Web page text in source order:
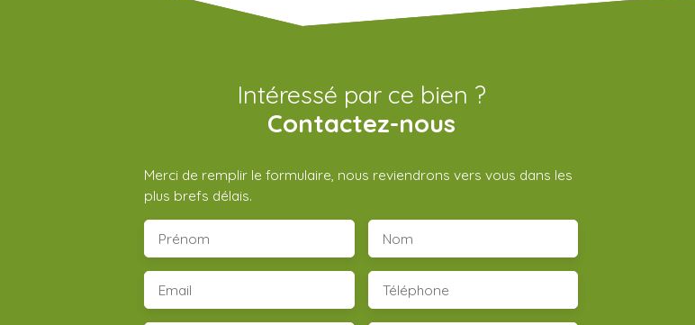
Intéressé par ce bien ?
Contactez-nous
Merci de remplir le formulaire, nous reviendrons vers vous dans les
plus brefs délais.
Prénom Nom
Email Téléphone